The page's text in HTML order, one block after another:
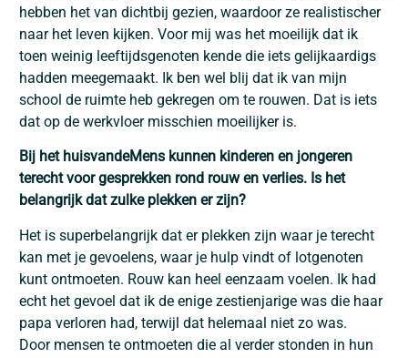
hebben het van dichtbij gezien, waardoor ze realistischer
naar het leven kijken. Voor mij was het moeilijk dat ik
toen weinig leeftijdsgenoten kende die iets gelijkaardigs
hadden meegemaakt. Ik ben wel blij dat ik van mijn
school de ruimte heb gekregen om te rouwen. Dat is iets
dat op de werkvloer misschien moeilijker is.
Bij het huisvandeMens kunnen kinderen en jongeren
terecht voor gesprekken rond rouw en verlies. Is het
belangrijk dat zulke plekken er zijn?
Het is superbelangrijk dat er plekken zijn waar je terecht
kan met je gevoelens, waar je hulp vindt of lotgenoten
kunt ontmoeten. Rouw kan heel eenzaam voelen. Ik had
echt het gevoel dat ik de enige zestienjarige was die haar
papa verloren had, terwijl dat helemaal niet zo was.
Door mensen te ontmoeten die al verder stonden in hun